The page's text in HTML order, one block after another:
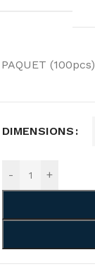
PAQUET (100pcs)
DIMENSIONS
- +